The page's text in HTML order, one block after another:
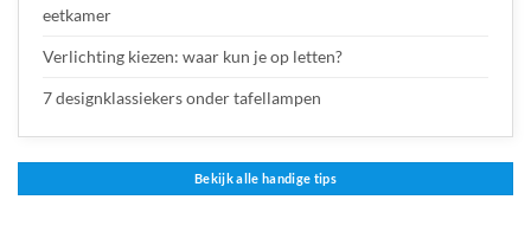
eetkamer
Verlichting kiezen: waar kun je op letten?
7 designklassiekers onder tafellampen
Bekijk alle handige tips